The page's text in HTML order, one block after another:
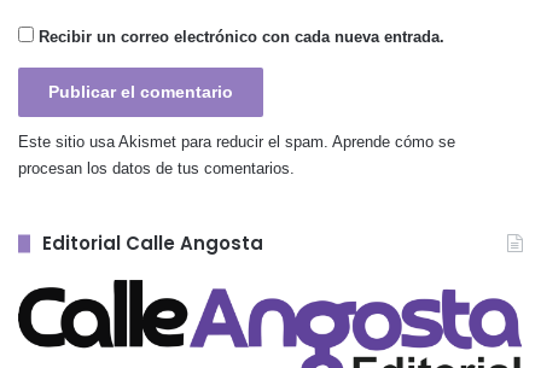
Recibir un correo electrónico con cada nueva entrada.
Este sitio usa Akismet para reducir el spam. Aprende cómo se
procesan los datos de tus comentarios.
Editorial Calle Angosta